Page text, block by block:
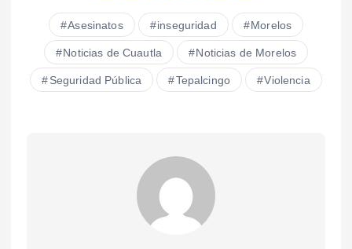
Asesinatos inseguridad Morelos
Noticias de Cuautla Noticias de Morelos
Seguridad Pública Tepalcingo Violencia